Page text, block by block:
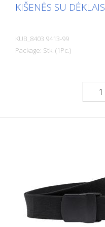
KIŠENĖS SU DĖKLAIS
KUB_8403 9413-99
Package: Stk. (1Pc.)